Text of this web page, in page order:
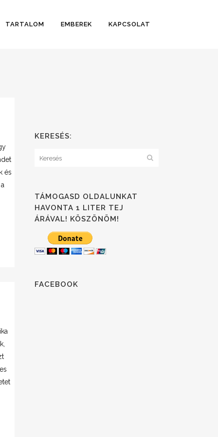
TARTALOM EMBEREK KAPCSOLAT
és
KERESÉS:
TÁMOGASD OLDALUNKAT
HAVONTA 1 LITER TEJ
ÁRÁVAL! KÖSZÖNÖM!
FACEBOOK